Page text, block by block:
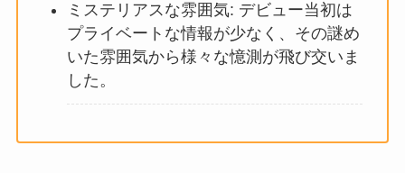
ミステリアスな雰囲気: デビュー当初は
プライベートな情報が少なく、その謎め
いた雰囲気から様々な憶測が飛び交いま
した。